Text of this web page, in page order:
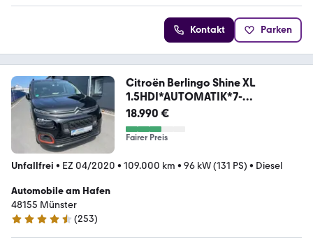
Kontakt Parken
Citroën Berlingo Shine XL
1.5HDI*AUTOMATIK*7-
SITZER*NAVI
18.990 €
Fairer Preis
Unfallfrei • EZ 04/2020 • 109.000 km • 96 kW (131 PS) • Diesel
Automobile am Hafen
48155 Münster
4.7 Sterne
(253)